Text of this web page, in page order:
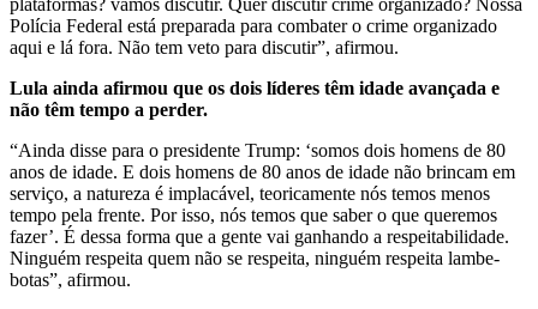
plataformas? vamos discutir. Quer discutir crime organizado? Nossa
Polícia Federal está preparada para combater o crime organizado
aqui e lá fora. Não tem veto para discutir”, afirmou.
Lula ainda afirmou que os dois líderes têm idade avançada e
não têm tempo a perder.
“Ainda disse para o presidente Trump: ‘somos dois homens de 80
anos de idade. E dois homens de 80 anos de idade não brincam em
serviço, a natureza é implacável, teoricamente nós temos menos
tempo pela frente. Por isso, nós temos que saber o que queremos
fazer’. É dessa forma que a gente vai ganhando a respeitabilidade.
Ninguém respeita quem não se respeita, ninguém respeita lambe-
botas”, afirmou.